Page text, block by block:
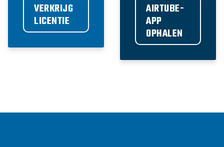
VERKRIJG
LICENTIE
AIRTUBE-
APP
OPHALEN